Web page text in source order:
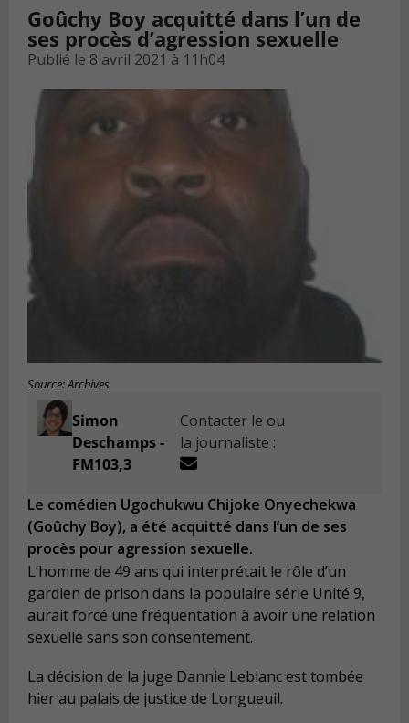
Goûchy Boy acquitté dans l’un de
ses procès d’agression sexuelle
Publié le 8 avril 2021 à 11h04
Source: Archives
Simon
Deschamps -
FM103,3
Contacter le ou
la journaliste :
Le comédien Ugochukwu Chijoke Onyechekwa
(Goûchy Boy), a été acquitté dans l’un de ses
procès pour agression sexuelle.
L’homme de 49 ans qui interprétait le rôle d’un
gardien de prison dans la populaire série Unité 9,
aurait forcé une fréquentation à avoir une relation
sexuelle sans son consentement.
La décision de la juge Dannie Leblanc est tombée
hier au palais de justice de Longueuil.